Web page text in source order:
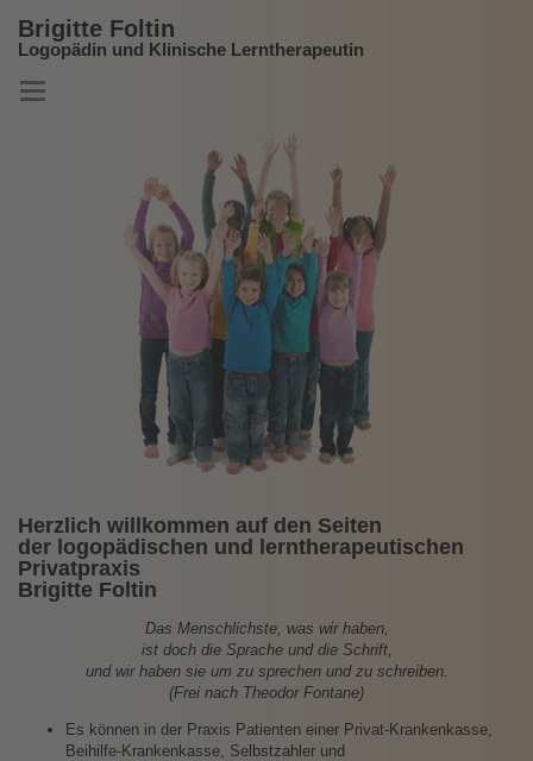
Brigitte Foltin
Logopädin und Klinische Lerntherapeutin
Herzlich willkommen auf den Seiten
der logopädischen und lerntherapeutischen
Privatpraxis
Brigitte Foltin
Das Menschlichste, was wir haben,
ist doch die Sprache und die Schrift,
und wir haben sie um zu sprechen und zu schreiben.
(Frei nach Theodor Fontane)
Es können in der Praxis Patienten einer Privat-Krankenkasse,
Beihilfe-Krankenkasse, Selbstzahler und